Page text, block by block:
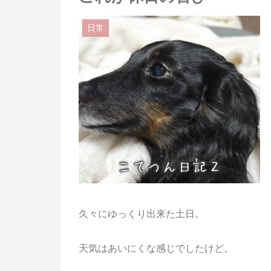
日常
久々にゆっくり出来た土日。
天気はあいにくな感じでしたけど。